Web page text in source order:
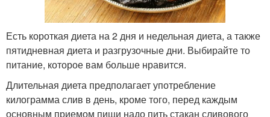
Есть короткая диета на 2 дня и недельная диета, а также
пятидневная диета и разгрузочные дни. Выбирайте то
питание, которое вам больше нравится.
Длительная диета предполагает употребление
килограмма слив в день, кроме того, перед каждым
основным приемом пищи надо пить стакан сливового